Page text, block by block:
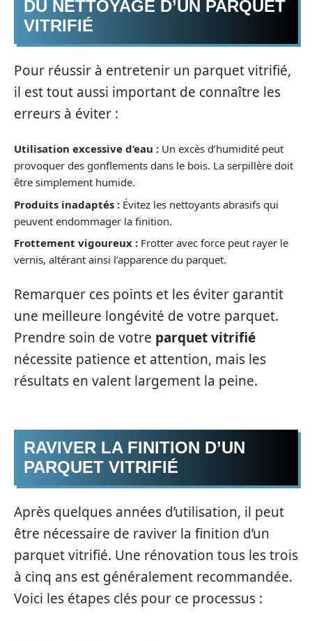
DU NETTOYAGE D’UN PARQUET
VITRIFIÉ
Pour réussir à entretenir un parquet vitrifié,
il est tout aussi important de connaître les
erreurs à éviter :
Utilisation excessive d’eau : Un excès d’humidité peut
provoquer des gonflements dans le bois. La serpillère doit
être simplement humide.
Produits inadaptés : Évitez les nettoyants abrasifs qui
peuvent endommager la finition.
Frottement vigoureux : Frotter avec force peut rayer le
vernis, altérant ainsi l’apparence du parquet.
Remarquer ces points et les éviter garantit
une meilleure longévité de votre parquet.
Prendre soin de votre parquet vitrifié
nécessite patience et attention, mais les
résultats en valent largement la peine.
RAVIVER LA FINITION D’UN
PARQUET VITRIFIÉ
Après quelques années d’utilisation, il peut
être nécessaire de raviver la finition d’un
parquet vitrifié. Une rénovation tous les trois
à cinq ans est généralement recommandée.
Voici les étapes clés pour ce processus :